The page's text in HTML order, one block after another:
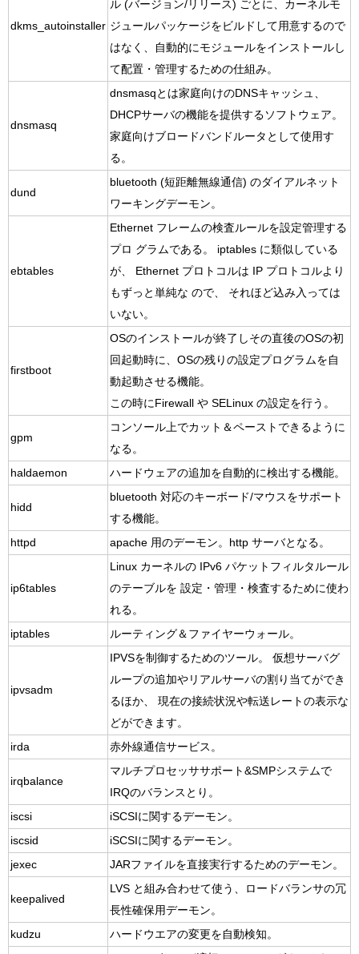
dkms_autoinstaller
ル (バージョン/リリース) ごとに、カーネルモ
ジュールパッケージをビルドして用意するので
はなく、自動的にモジュールをインストールし
て配置・管理するための仕組み。
dnsmasq
dnsmasqとは家庭向けのDNSキャッシュ、
DHCPサーバの機能を提供するソフトウェア。
家庭向けブロードバンドルータとして使用す
る。
dund
bluetooth (短距離無線通信) のダイアルネット
ワーキングデーモン。
ebtables
Ethernet フレームの検査ルールを設定管理する
プロ グラムである。 iptables に類似している
が、 Ethernet プロトコルは IP プロトコルより
もずっと単純な ので、 それほど込み入っては
いない。
firstboot
OSのインストールが終了しその直後のOSの初
回起動時に、OSの残りの設定プログラムを自
動起動させる機能。
この時にFirewall や SELinux の設定を行う。
gpm
コンソール上でカット＆ペーストできるように
なる。
haldaemon
ハードウェアの追加を自動的に検出する機能。
hidd
bluetooth 対応のキーボード/マウスをサポート
する機能。
httpd
apache 用のデーモン。http サーバとなる。
ip6tables
Linux カーネルの IPv6 パケットフィルタルール
のテーブルを 設定・管理・検査するために使わ
れる。
iptables
ルーティング＆ファイヤーウォール。
ipvsadm
IPVSを制御するためのツール。 仮想サーバグ
ループの追加やリアルサーバの割り当てができ
るほか、 現在の接続状況や転送レートの表示な
どができます。
irda
赤外線通信サービス。
irqbalance
マルチプロセッササポート&SMPシステムで
IRQのバランスとり。
iscsi
iSCSIに関するデーモン。
iscsid
iSCSIに関するデーモン。
jexec
JARファイルを直接実行するためのデーモン。
keepalived
LVS と組み合わせて使う、ロードバランサの冗
長性確保用デーモン。
kudzu
ハードウエアの変更を自動検知。